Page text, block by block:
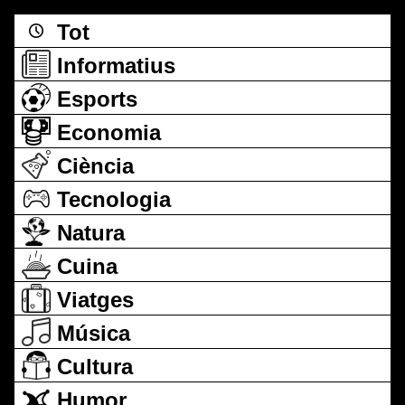
Tot
Informatius
Esports
Economia
Ciència
Tecnologia
Natura
Cuina
Viatges
Música
Cultura
Humor